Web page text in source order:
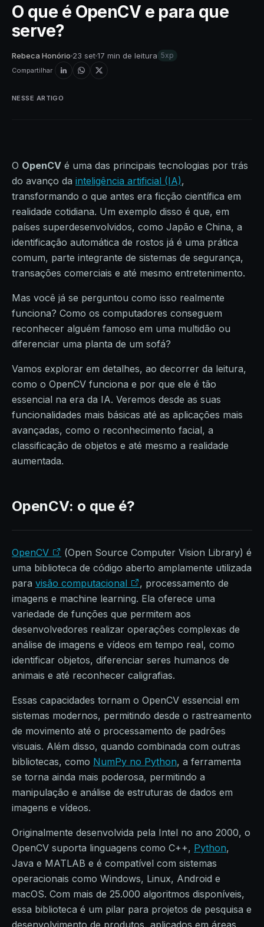
O que é OpenCV e para que
serve?
Rebeca Honório 23 set17 min de leitura 5xp
Compartilhar
O OpenCV é uma das principais tecnologias por trás
do avanço da inteligência artificial (IA),
transformando o que antes era ficção científica em
realidade cotidiana. Um exemplo disso é que, em
países superdesenvolvidos, como Japão e China, a
identificação automática de rostos já é uma prática
comum, parte integrante de sistemas de segurança,
transações comerciais e até mesmo entretenimento.
Mas você já se perguntou como isso realmente
funciona? Como os computadores conseguem
reconhecer alguém famoso em uma multidão ou
diferenciar uma planta de um sofá?
Vamos explorar em detalhes, ao decorrer da leitura,
como o OpenCV funciona e por que ele é tão
essencial na era da IA. Veremos desde as suas
funcionalidades mais básicas até as aplicações mais
avançadas, como o reconhecimento facial, a
classificação de objetos e até mesmo a realidade
aumentada.
OpenCV: o que é?
OpenCV
(Open Source Computer Vision Library) é
uma biblioteca de código aberto amplamente utilizada
para visão computacional
, processamento de
imagens e machine learning. Ela oferece uma
variedade de funções que permitem aos
desenvolvedores realizar operações complexas de
análise de imagens e vídeos em tempo real, como
identificar objetos, diferenciar seres humanos de
animais e até reconhecer caligrafias.
Essas capacidades tornam o OpenCV essencial em
sistemas modernos, permitindo desde o rastreamento
de movimento até o processamento de padrões
visuais. Além disso, quando combinada com outras
bibliotecas, como NumPy no Python, a ferramenta
se torna ainda mais poderosa, permitindo a
manipulação e análise de estruturas de dados em
imagens e vídeos.
Originalmente desenvolvida pela Intel no ano 2000, o
OpenCV suporta linguagens como C++, Python,
Java e MATLAB e é compatível com sistemas
operacionais como Windows, Linux, Android e
macOS. Com mais de 25.000 algoritmos disponíveis,
essa biblioteca é um pilar para projetos de pesquisa e
desenvolvimento de produtos, aplicados em áreas
NESSE ARTIGO